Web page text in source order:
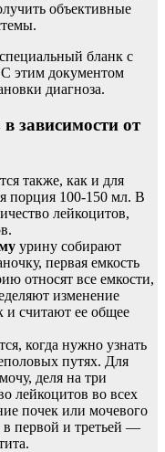
объективные
бланк с
этим документом
диагноза.
зависимости от
также, как и для
порция 100-150 мл. В
лейкоцитов,
урину собирают
первая емкость
относят все емкости,
изменение
и считают ее общее
когда нужно узнать
путях. Для
деля на три
лейкоцитов во всех
почек или мочевого
первой и третьей —